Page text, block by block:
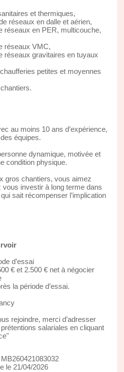
et thermiques,
réseaux en dalle et aérien,
réseaux en PER, multicouche,
réseaux VMC,
réseaux gravitaires en tuyaux
petites et moyennes
au moins 10 ans d’expérience,
équipes.
dynamique, motivée et
condition physique.
gros chantiers, vous aimez
investir à long terme dans
sait récompenser l’implication
d’essai
€ et 2.500 € net à négocier
la période d’essai.
rejoindre, merci d’adresser
salariales en cliquant
le 21/04/2026